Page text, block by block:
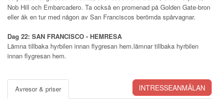
Nob Hill och Embarcadero. Ta också en promenad på Golden Gate-bron
eller åk en tur med någon av San Franciscos berömda spårvagnar.
Dag 22: SAN FRANCISCO - HEMRESA
Lämna tillbaka hyrbilen innan flygresan hem.lämnar tillbaka hyrbilen
innan flygresan hem.
Avresor & priser INTRESSEANMÄLAN